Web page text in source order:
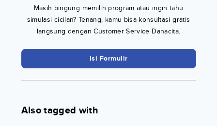
Masih bingung memilih program atau ingin tahu
simulasi cicilan? Tenang, kamu bisa konsultasi gratis
langsung dengan Customer Service Danacita.
Isi Formulir
Also tagged with